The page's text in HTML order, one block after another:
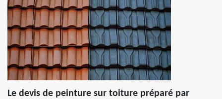
Le devis de peinture sur toiture préparé par